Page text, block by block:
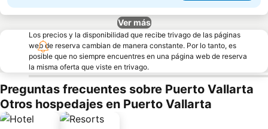
Ver más
Los precios y la disponibilidad que recibe trivago de las páginas
web de reserva cambian de manera constante. Por lo tanto, es
posible que no siempre encuentres en una página web de reserva
la misma oferta que viste en trivago.
Preguntas frecuentes sobre Puerto Vallarta
Otros hospedajes en Puerto Vallarta